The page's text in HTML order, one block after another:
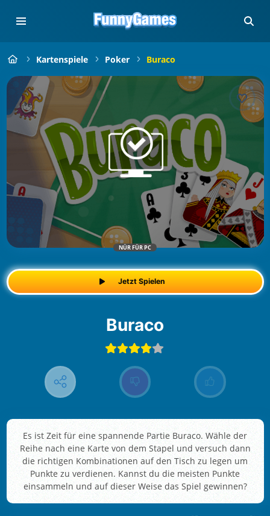
Kartenspiele Poker Buraco
NÜR FÜR PC
Jetzt Spielen
Buraco
Es ist Zeit für eine spannende Partie Buraco. Wähle der
Reihe nach eine Karte von dem Stapel und versuch dann
die richtigen Kombinationen auf den Tisch zu legen um
Punkte zu verdienen. Kannst du die meisten Punkte
einsammeln und auf dieser Weise das Spiel gewinnen?